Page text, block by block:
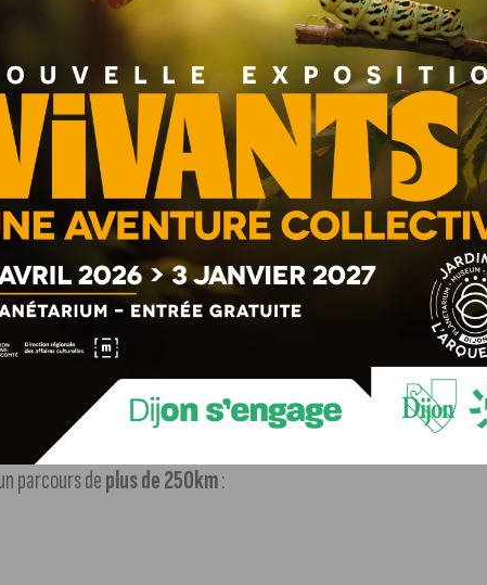
Personnes en situation de handicap au sein du Comité
ont proposé leurs porteurs. Dans la liste, on
à l’instar de Karine Jobard-Garou, maman d’une
Sutton France ou encore l’entrepreneur
parcours deplus de 250km: